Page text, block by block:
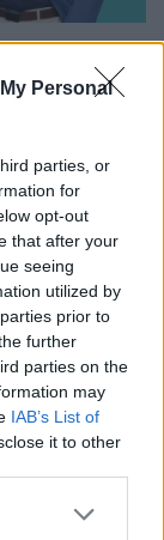
Personal
parties, or
for
opt-out
that after your
seeing
utilized by
prior to
further
parties on the
may
IAB’s List of
it to other
more Google
között